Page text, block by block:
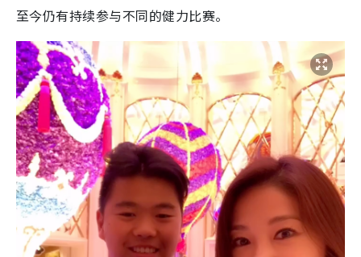
至今仍有持续参与不同的健力比赛。